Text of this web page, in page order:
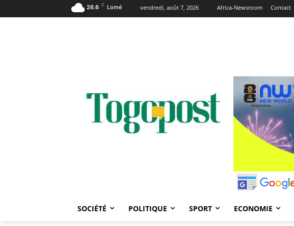
26.6 C Lomé vendredi, août 7, 2026 Africa-Newsroom Contact
SOCIÉTÉ POLITIQUE SPORT ECONOMIE